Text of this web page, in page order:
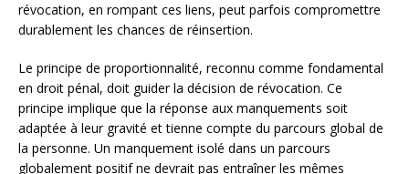
révocation, en rompant ces liens, peut parfois compromettre
durablement les chances de réinsertion.
Le principe de proportionnalité, reconnu comme fondamental
en droit pénal, doit guider la décision de révocation. Ce
principe implique que la réponse aux manquements soit
adaptée à leur gravité et tienne compte du parcours global de
la personne. Un manquement isolé dans un parcours
globalement positif ne devrait pas entraîner les mêmes